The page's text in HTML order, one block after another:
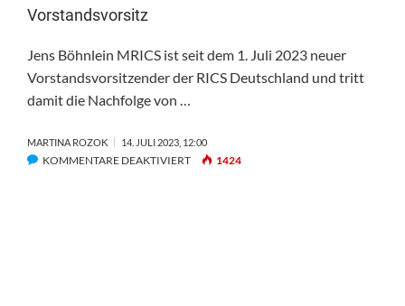
Vorstandsvorsitz
Jens Böhnlein MRICS ist seit dem 1. Juli 2023 neuer
Vorstandsvorsitzender der RICS Deutschland und tritt
damit die Nachfolge von …
MARTINA ROZOK 14. JULI 2023, 12:00
KOMMENTARE DEAKTIVIERTFÜR 1424